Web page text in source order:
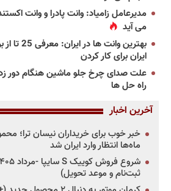
مدیرعامل زامیاد: وانت پادرا و وانت
می آید
بهترین
ایران برای کار کردن
علت صدای چرخ جلو ماشین هنگام دور
راه حل ها
آخرین اخبار
خبر خوب برای خریداران نیسان ترا؛
ماه‌ها انتظار وارد ایران شد
ثبت‌نام و موعد تحویل)